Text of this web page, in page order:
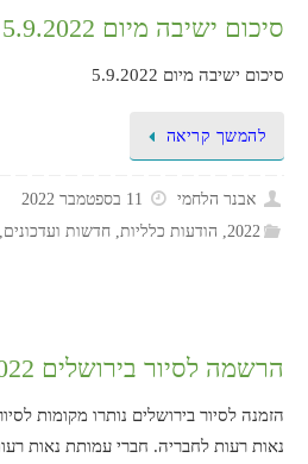
סיכום ישיבה מיום 5.9.2022
סיכום ישיבה מיום 5.9.2022
להמשך קריאה
אבנר הלחמי
11 בספטמבר 2022
2022
הודעות כלליות חדשות ועדכונים
הרשמה לסיור בירושלים 15.9.2022
הזמנה לסיור בירושלים נותרו מקומות
נאות רעות לחבריה. חברי עמותת נאות